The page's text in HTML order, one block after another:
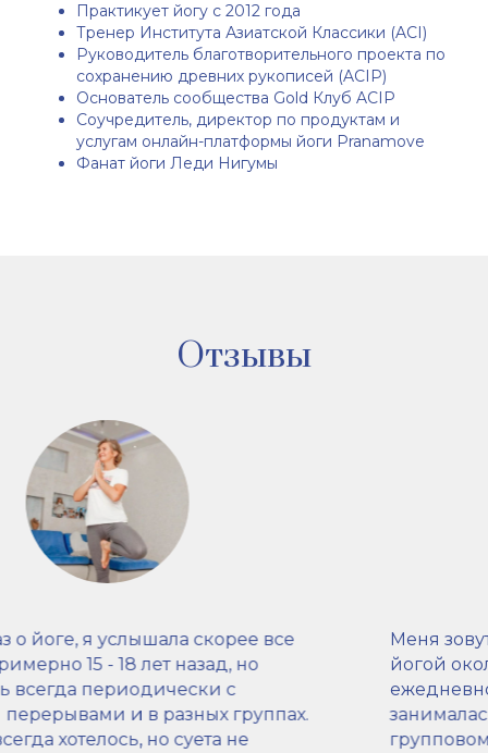
Практикует йогу с 2012 года
Тренер Института Азиатской Классики (ACI)
Руководитель благотворительного проекта по
сохранению древних рукописей (ACIP)
Основатель сообщества Gold Клуб ACIP
Соучредитель, директор по продуктам и
услугам онлайн-платформы йоги Pranamove
Фанат йоги Леди Нигумы
Отзывы
Меня зовут Александра, познакомилась с
йогой около 2-лет назад, год стала
ежедневно делать сурью-намаскар,
занималась раз в неделю с тренером на
групповом тренировке в спортзале и раз в